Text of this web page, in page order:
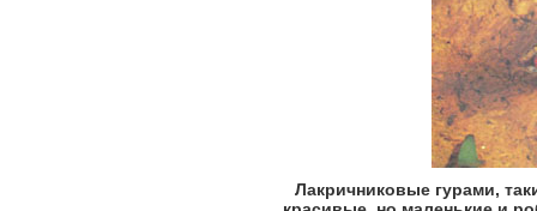
Лакричниковые гурами,